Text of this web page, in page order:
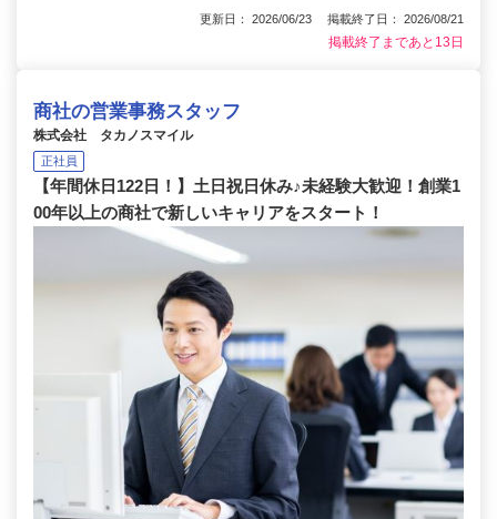
更新日： 2026/06/23 掲載終了日： 2026/08/21
掲載終了まであと13日
商社の営業事務スタッフ
株式会社 タカノスマイル
正社員
【年間休日122日！】土日祝日休み♪未経験大歓迎！創業1
00年以上の商社で新しいキャリアをスタート！